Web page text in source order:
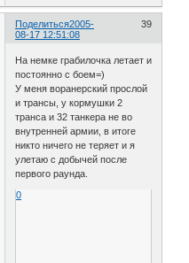
Поделиться 39
2005-
08-17 12:51:08
На немке грабилочка летает и
постоянно с боем=)
У меня воранерский прослой
и трансы, у кормушки 2
транса и 32 танкера не во
внутренней армии, в итоге
никто ничего не теряет и я
улетаю с добычей после
первого раунда.
0